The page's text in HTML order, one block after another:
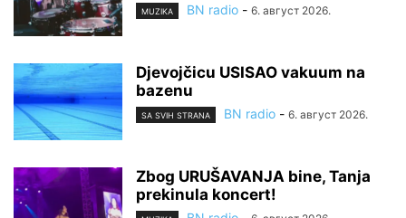
MUZIKA BN radio - 6. август 2026.
Djevojčicu USISAO vakuum na
bazenu
SA SVIH STRANA BN radio - 6. август 2026.
Zbog URUŠAVANJA bine, Tanja
prekinula koncert!